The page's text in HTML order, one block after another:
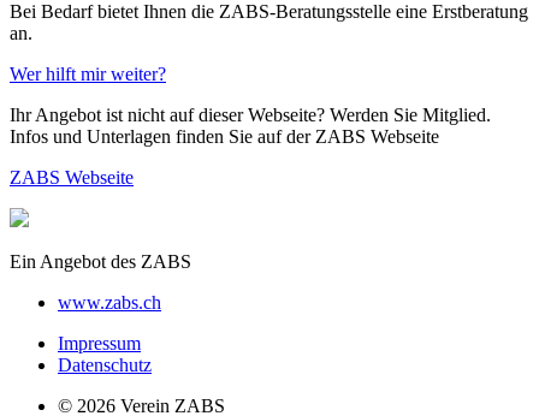
Bei Bedarf bietet Ihnen die ZABS-Beratungsstelle eine Erstberatung
an.
Wer hilft mir weiter?
Ihr Angebot ist nicht auf dieser Webseite? Werden Sie Mitglied.
Infos und Unterlagen finden Sie auf der ZABS Webseite
ZABS Webseite
Ein Angebot des ZABS
www.zabs.ch
Impressum
Datenschutz
© 2026 Verein ZABS